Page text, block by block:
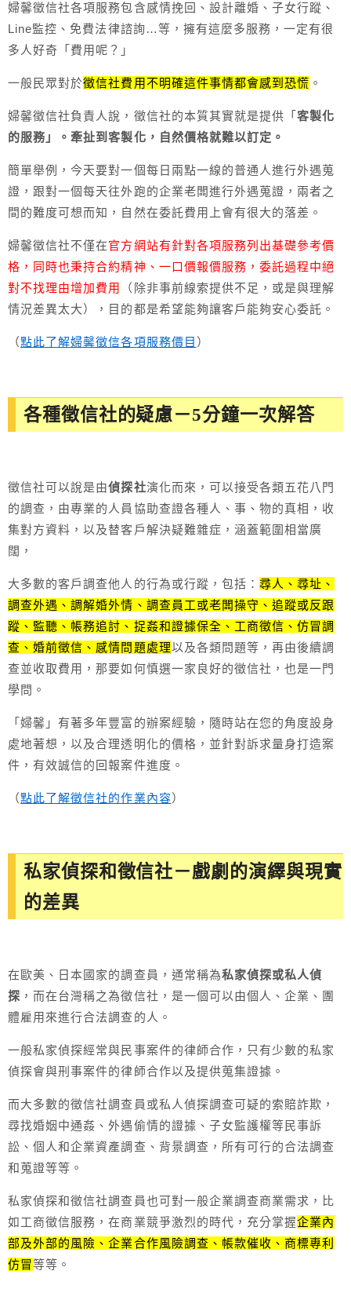
婦馨徵信社各項服務包含感情挽回、設計離婚、子女行蹤、
Line監控、免費法律諮詢…等，擁有這麼多服務，一定有很
多人好奇「費用呢？」
一般民眾對於徵信社費用不明確這件事情都會感到恐慌 。
婦馨徵信社負責人說，徵信社的本質其實就是提供「客製化
的服務 」。牽扯到客製化，自然價格就難以訂定。
簡單舉例，今天要對一個每日兩點一線的普通人進行外遇蒐
證，跟對一個每天往外跑的企業老闆進行外遇蒐證，兩者之
間的難度可想而知，自然在委託費用上會有很大的落差。
婦馨徵信社不僅在官方網站有針對各項服務列出基礎參考價
格，同時也秉持合約精神、一口價報價服務，委託過程中絕
對不找理由增加費用
（除非事前線索提供不足，或是與理解
情況差異太大），目的都是希望能夠讓客戶能夠安心委託。
（點此了解婦馨徵信各項服務價目 ）
各種徵信社的疑慮－5分鐘一次解答
徵信社可以說是由偵探社演化而來，可以接受各類五花八門
的調查，由專業的人員協助查證各種人、事、物的真相，收
集對方資料，以及替客戶解決疑難雜症，涵蓋範圍相當廣
闊，
大多數的客戶調查他人的行為或行蹤，包括： 尋人、尋址、
調查外遇、調解婚外情、調查員工或老闆操守、追蹤或反跟
蹤、監聽、帳務追討、捉姦和證據保全、工商徵信、仿冒調
查、婚前徵信、感情問題處理以及各類問題等，再由後續調
查並收取費用，那要如何慎選一家良好的徵信社，也是一門
學問。
「婦馨」有著多年豐富的辦案經驗，隨時站在您的角度設身
處地著想，以及合理透明化的價格，並針對訴求量身打造案
件，有效誠信的回報案件進度。
（點此了解徵信社的作業內容）
私家偵探和徵信社－戲劇的演繹與現實
的差異
在歐美、日本國家的調查員，通常稱為私家偵探或私人偵
探 ，而在台灣稱之為徵信社，是一個可以由個人、企業、團
體雇用來進行合法調查的人。
一般私家偵探經常與民事案件的律師合作，只有少數的私家
偵探會與刑事案件的律師合作以及提供蒐集證據。
而大多數的徵信社調查員或私人偵探調查可疑的索賠詐欺，
尋找婚姻中通姦、外遇偷情的證據、子女監護權等民事訴
訟、個人和企業資產調查、背景調查，所有可行的合法調查
和蒐證等等。
私家偵探和徵信社調查員也可對一般企業調查商業需求，比
如工商徵信服務，在商業競爭激烈的時代，充分掌握企業內
部及外部的風險、企業合作風險調查、帳款催收、商標專利
仿冒等等。